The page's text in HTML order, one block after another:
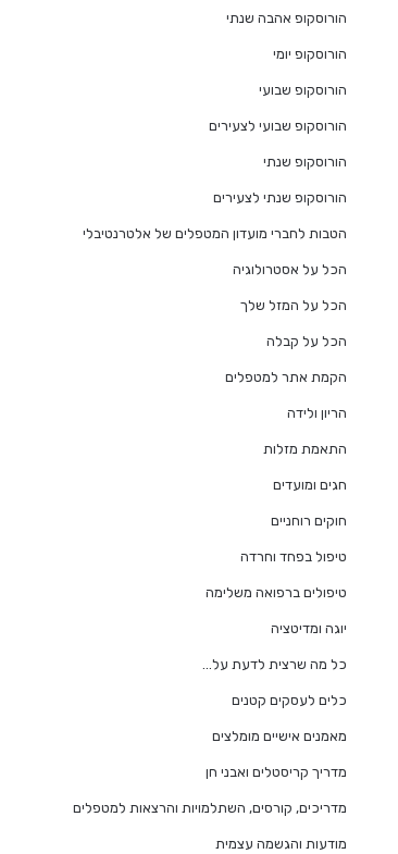
הורוסקופ אהבה שנתי
הורוסקופ יומי
הורוסקופ שבועי
הורוסקופ שבועי לצעירים
הורוסקופ שנתי
הורוסקופ שנתי לצעירים
הטבות לחברי מועדון המטפלים של אלטרנטיבלי
הכל על אסטרולוגיה
הכל על המזל שלך
הכל על קבלה
הקמת אתר למטפלים
הריון ולידה
התאמת מזלות
חגים ומועדים
חוקים רוחניים
טיפול בפחד וחרדה
טיפולים ברפואה משלימה
יוגה ומדיטציה
כל מה שרצית לדעת על…
כלים לעסקים קטנים
מאמנים אישיים מומלצים
מדריך קריסטלים ואבני חן
מדריכים, קורסים, השתלמויות והרצאות למטפלים
מודעות והגשמה עצמית